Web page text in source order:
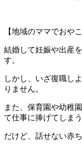
【地域のママでおや
結婚して妊娠や出産
す。
しかし、いざ復職し
りません。
また、保育園や幼稚
て仕事に捧げてしま
だけど、話せない赤